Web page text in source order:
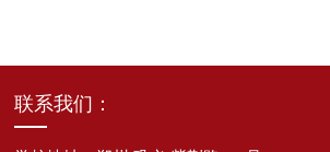
联系我们：